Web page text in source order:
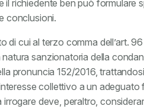
il richiedente ben può formulare
conclusioni.
di cui al terzo comma dell’art.
sanzionatoria della
pronuncia 152/2016,
collettivo a un
irrogare deve, peraltro,